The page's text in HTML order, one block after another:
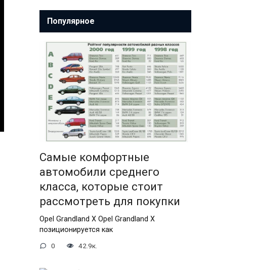
Популярное
Самые комфортные
автомобили среднего
класса, которые стоит
рассмотреть для покупки
Opel Grandland X Opel Grandland X
позиционируется как
0 42.9к.